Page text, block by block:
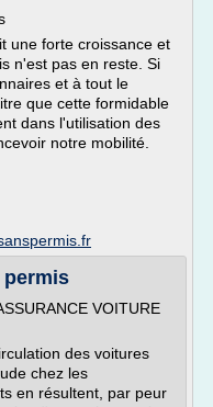
une forte croissance et
n'est pas en reste. Si
et à tout le
que cette formidable
dans l'utilisation des
notre mobilité.
VOITURE
des voitures
chez les
en résultent, par peur